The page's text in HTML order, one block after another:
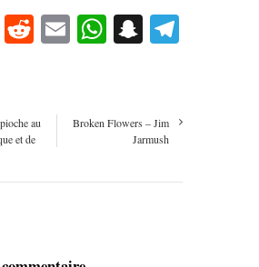
Twitter
RedditEmailWhatsApp
au
et de
Broken Flowers – Jim
Jarmush